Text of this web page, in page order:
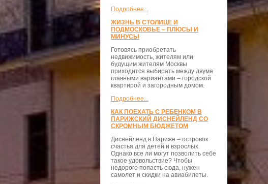
Подробнее...
ЖИЗНЬ В СТОЛИЦЕ И
ПОДМОСКОВЬЕ – ПЛЮСЫ И
МИНУСЫ
Готовясь приобретать
недвижимость, жителям или
будущим жителям Москвы
приходится выбирать между двумя
главными вариантами – городской
квартирой и загородным домом.
Подробнее...
КАК ПОЕХАТЬ С РЕБЕНКОМ В
ПАРИЖСКИЙ ДИСНЕЙЛЕНД СО
СКРОМНЫМ БЮДЖЕТОМ
Диснейленд в Париже – островок
счастья для детей и взрослых.
Однако все ли могут позволить себе
такое удовольствие? Чтобы
недорого попасть сюда, нужен
самолет и скидки на авиабилеты.